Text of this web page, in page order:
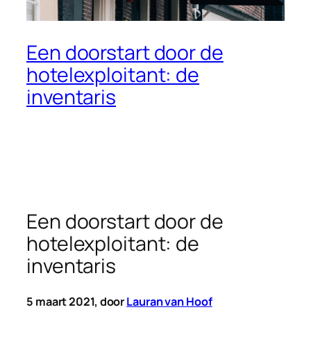
Een doorstart door de
hotelexploitant: de
inventaris
Een doorstart door de
hotelexploitant: de
inventaris
5 maart 2021, doorLauran van Hoof